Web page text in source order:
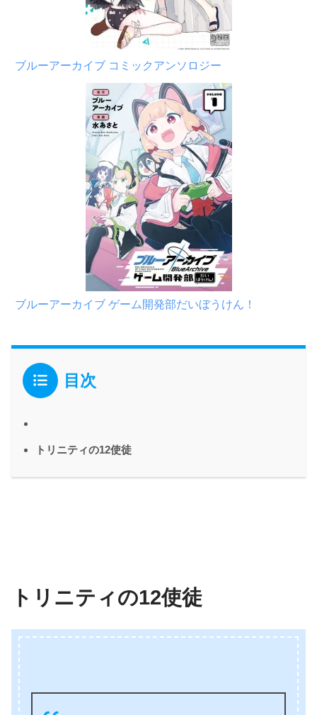
ブルーアーカイブ コミックアンソロジー
ブルーアーカイブ ゲーム開発部だいぼうけん！
目次
トリニティの12使徒
トリニティの12使徒